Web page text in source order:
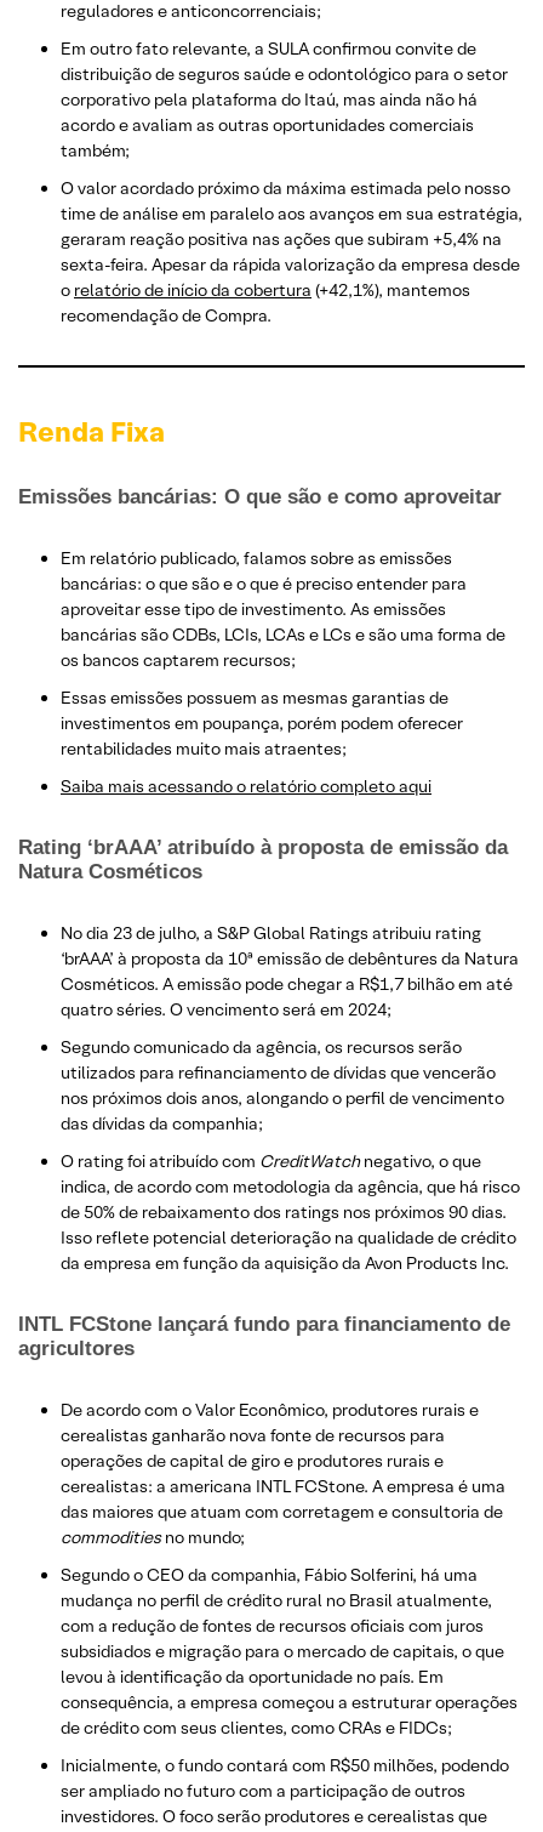
reguladores e anticoncorrenciais;
Em outro fato relevante, a SULA confirmou convite de
distribuição de seguros saúde e odontológico para o setor
corporativo pela plataforma do Itaú, mas ainda não há
acordo e avaliam as outras oportunidades comerciais
também;
O valor acordado próximo da máxima estimada pelo nosso
time de análise em paralelo aos avanços em sua estratégia,
geraram reação positiva nas ações que subiram +5,4% na
sexta-feira. Apesar da rápida valorização da empresa desde
o relatório de início da cobertura (+42,1%), mantemos
recomendação de Compra.
Renda Fixa
Emissões bancárias: O que são e como aproveitar
Em relatório publicado, falamos sobre as emissões
bancárias: o que são e o que é preciso entender para
aproveitar esse tipo de investimento. As emissões
bancárias são CDBs, LCIs, LCAs e LCs e são uma forma de
os bancos captarem recursos;
Essas emissões possuem as mesmas garantias de
investimentos em poupança, porém podem oferecer
rentabilidades muito mais atraentes;
Saiba mais acessando o relatório completo aqui
Rating ‘brAAA’ atribuído à proposta de emissão da
Natura Cosméticos
No dia 23 de julho, a S&P Global Ratings atribuiu rating
‘brAAA’ à proposta da 10ª emissão de debêntures da Natura
Cosméticos. A emissão pode chegar a R$1,7 bilhão em até
quatro séries. O vencimento será em 2024;
Segundo comunicado da agência, os recursos serão
utilizados para refinanciamento de dívidas que vencerão
nos próximos dois anos, alongando o perfil de vencimento
das dívidas da companhia;
O rating foi atribuído com CreditWatchnegativo, o que
indica, de acordo com metodologia da agência, que há risco
de 50% de rebaixamento dos ratings nos próximos 90 dias.
Isso reflete potencial deterioração na qualidade de crédito
da empresa em função da aquisição da Avon Products Inc.
INTL FCStone lançará fundo para financiamento de
agricultores
De acordo com o Valor Econômico, produtores rurais e
cerealistas ganharão nova fonte de recursos para
operações de capital de giro e produtores rurais e
cerealistas: a americana INTL FCStone. A empresa é uma
das maiores que atuam com corretagem e consultoria de
commoditiesno mundo;
Segundo o CEO da companhia, Fábio Solferini, há uma
mudança no perfil de crédito rural no Brasil atualmente,
com a redução de fontes de recursos oficiais com juros
subsidiados e migração para o mercado de capitais, o que
levou à identificação da oportunidade no país. Em
consequência, a empresa começou a estruturar operações
de crédito com seus clientes, como CRAs e FIDCs;
Inicialmente, o fundo contará com R$50 milhões, podendo
ser ampliado no futuro com a participação de outros
investidores. O foco serão produtores e cerealistas que